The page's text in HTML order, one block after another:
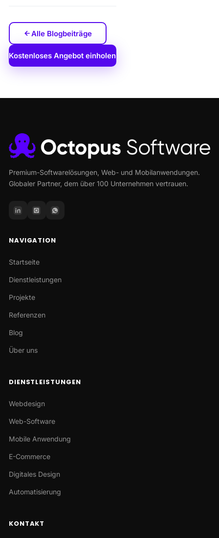
Alle Blogbeiträge
Kostenloses Angebot einholen
Premium-Softwarelösungen, Web- und Mobilanwendungen.
Globaler Partner, dem über 100 Unternehmen vertrauen.
NAVIGATION
Startseite
Dienstleistungen
Projekte
Referenzen
Blog
Über uns
DIENSTLEISTUNGEN
Webdesign
Web-Software
Mobile Anwendung
E-Commerce
Digitales Design
Automatisierung
KONTAKT